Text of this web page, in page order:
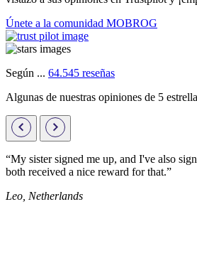
Únete a la comunidad MOBROG
Según ... 64.545 reseñas
Algunas de nuestras opiniones de 5
“My sister signed me up, and I've also
both received a nice reward for that.”
Leo, Netherlands